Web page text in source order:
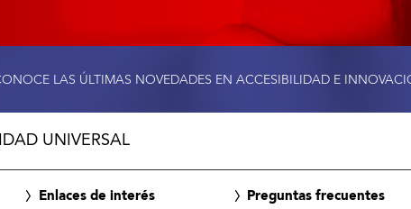
LAS ÚLTIMAS NOVEDADES EN ACCESIBILIDAD E
UNIVERSAL
Enlaces de interés Preguntas frecuentes